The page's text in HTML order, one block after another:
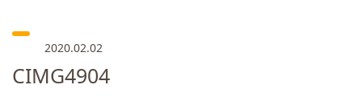
2020.02.02
CIMG4904